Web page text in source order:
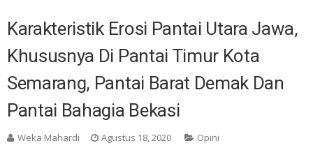
Karakteristik Erosi Pantai Utara Jawa,
Khususnya Di Pantai Timur Kota
Semarang, Pantai Barat Demak Dan
Pantai Bahagia Bekasi
Weka Mahardi Agustus 18, 2020 Opini